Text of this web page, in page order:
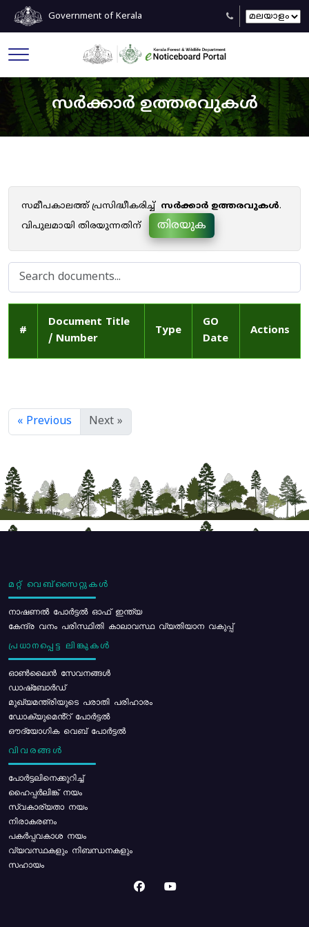
Government of Kerala
സർക്കാർ ഉത്തരവുകൾ
സമീപകാലത്ത് പ്രസിദ്ധീകരിച്ച് സർക്കാർ ഉത്തരവുകൾ.
വിപുലമായി തിരയുന്നതിന്
തിരയുക
#
Document Title
/ Number
Type
GO
Date
Actions
« Previous Next »
മറ്റ് വെബ്സൈറ്റുകൾ
നാഷണൽ പോർട്ടൽ ഓഫ് ഇന്ത്യ
കേന്ദ്ര വനം പരിസ്ഥിതി കാലാവസ്ഥ വ്യതിയാന വകുപ്പ്
പ്രധാനപ്പെട്ട ലിങ്കുകൾ
ഓൺലൈൻ സേവനങ്ങൾ
ഡാഷ്ബോർഡ്
മുഖ്യമന്ത്രിയുടെ പരാതി പരിഹാരം
ഡോക്യുമെൻ്റ് പോർട്ടൽ
ഔദ്യോഗിക വെബ് പോർട്ടൽ
വിവരങ്ങൾ
പോര്‍ട്ടലിനെക്കുറിച്ച്
ഹൈപ്പർലിങ്ക് നയം
സ്വകാര്യതാ നയം
നിരാകരണം
പകർപ്പവകാശ നയം
വ്യവസ്ഥകളും നിബന്ധനകളും
സഹായം